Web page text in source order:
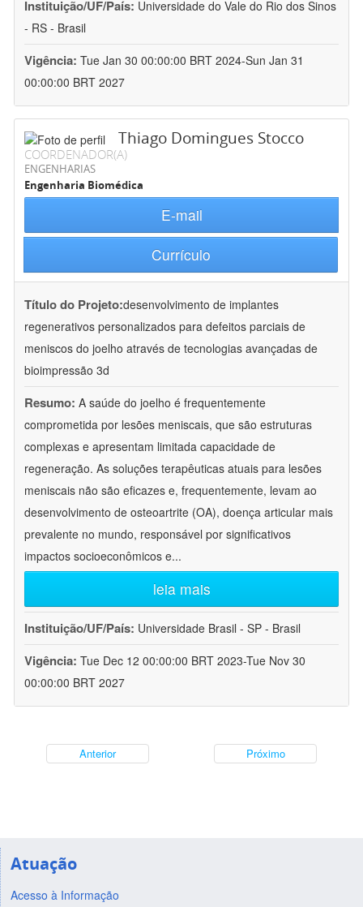
Instituição/UF/País: Universidade do Vale do Rio dos Sinos
- RS - Brasil
Vigência: Tue Jan 30 00:00:00 BRT 2024-Sun Jan 31
00:00:00 BRT 2027
Thiago Domingues Stocco
COORDENADOR(A)
ENGENHARIAS
Engenharia Biomédica
E-mail
Currículo
Título do Projeto:desenvolvimento de implantes
regenerativos personalizados para defeitos parciais de
meniscos do joelho através de tecnologias avançadas de
bioimpressão 3d
Resumo: A saúde do joelho é frequentemente
comprometida por lesões meniscais, que são estruturas
complexas e apresentam limitada capacidade de
regeneração. As soluções terapêuticas atuais para lesões
meniscais não são eficazes e, frequentemente, levam ao
desenvolvimento de osteoartrite (OA), doença articular mais
prevalente no mundo, responsável por significativos
impactos socioeconômicos e...
leia mais
Instituição/UF/País: Universidade Brasil - SP - Brasil
Vigência: Tue Dec 12 00:00:00 BRT 2023-Tue Nov 30
00:00:00 BRT 2027
Anterior Próximo
Atuação
Acesso à Informação